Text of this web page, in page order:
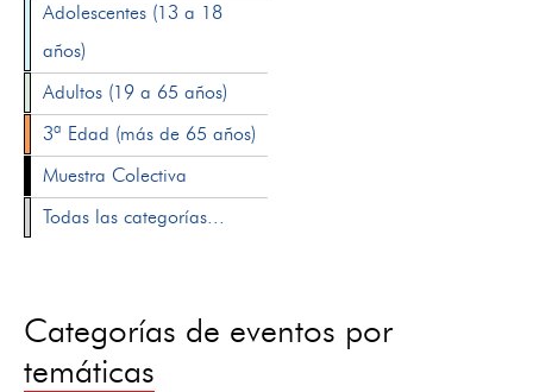
Adolescentes (13 a 18
años)
Adultos (19 a 65 años)
3ª Edad (más de 65 años)
Muestra Colectiva
Todas las categorías...
Categorías de eventos por
temáticas